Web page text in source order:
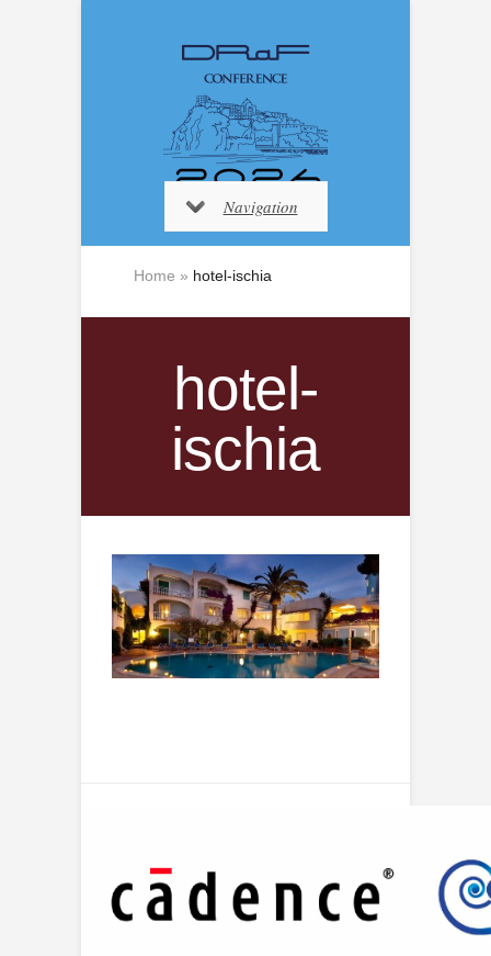
Navigation
Home » hotel-ischia
hotel-
ischia